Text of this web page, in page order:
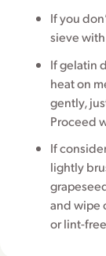
If you
sieve
If gelatin
heat on
gently,
Proceed
If
lightly
and wipe
or lint-